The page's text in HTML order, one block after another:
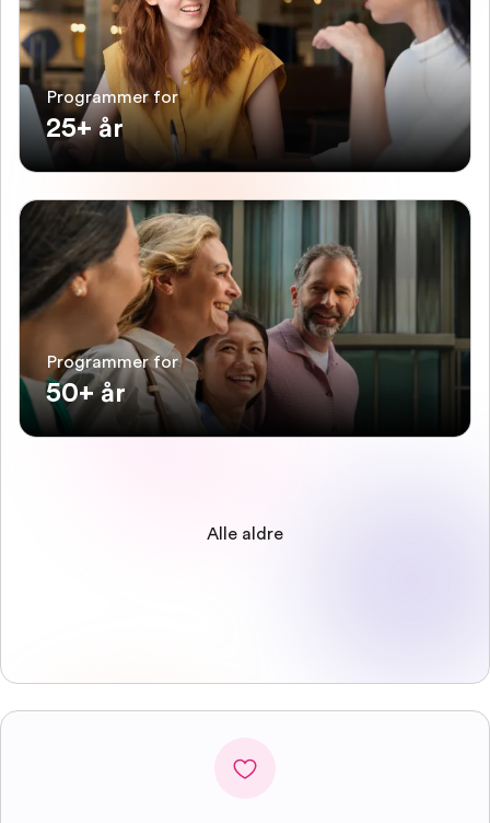
Programmer for
25+ år
Programmer for
50+ år
Alle aldre